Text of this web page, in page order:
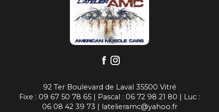
92 Ter Boulevard de Laval 35500 Vitré
Fixe : 09 67 50 78 65 | Pascal : 06 72 98 21 80 | Luc :
06 08 42 39 73 | latelieramc@yahoo.fr